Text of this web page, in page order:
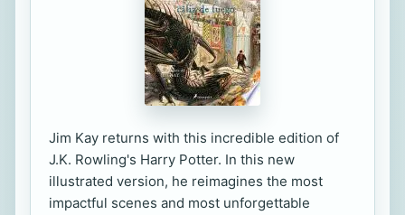
Jim Kay returns with this incredible edition of
J.K. Rowling's Harry Potter. In this new
illustrated version, he reimagines the most
impactful scenes and most unforgettable